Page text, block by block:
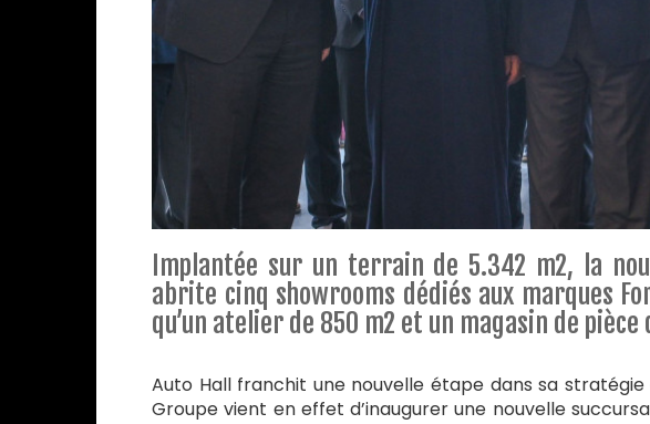
Implantée sur un terrain de 5.342 m2, la
abrite cinq showrooms dédiés aux marques
qu’un atelier de 850 m2 et un magasin de pièce
Auto Hall franchit une nouvelle étape dans sa
Groupe vient en effet d’inaugurer une nouvelle